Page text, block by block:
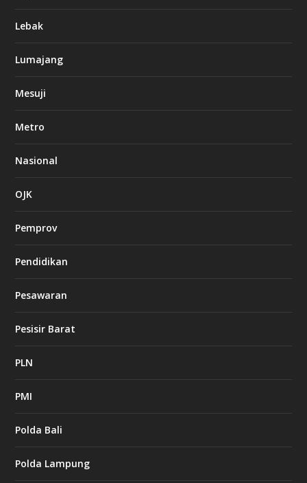
Lebak
Lumajang
Mesuji
Metro
Nasional
OJK
Pemprov
Pendidikan
Pesawaran
Pesisir Barat
PLN
PMI
Polda Bali
Polda Lampung